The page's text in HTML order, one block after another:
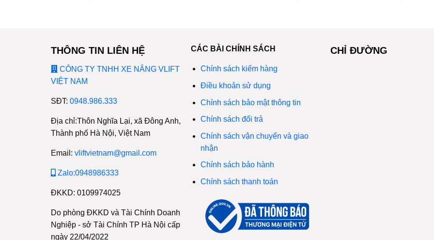
THÔNG TIN LIÊN HỆ
CÔNG TY TNHH XE NÂNG VLIFT
VIỆT NAM
SĐT:0948.986.333
Địa chỉ:Thôn Nghĩa Lại, xã Đông Anh,
Thành phố Hà Nội, Việt Nam
Email:vliftvietnam@gmail.com
Zalo:0948986333
ĐKKD: 0109974025
Do phòng ĐKKD và Tài Chính Doanh
Nghiệp - sở Tài Chính TP Hà Nội cấp
ngày 22/04/2022
CÁC BÀI CHÍNH SÁCH
Chính sách kiểm hàng
Điều khoản sử dụng
Chính sách bảo mật thông tin
Chính sách đổi trả
Chính sách vận chuyển và giao
nhận
Chính sách bảo hành
Chính sách thanh toán
CHỈ ĐƯỜNG